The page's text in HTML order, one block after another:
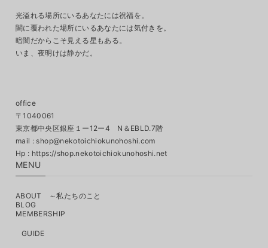
光溢れる場所にいるあなたには祝福を。
闇に覆われた場所にいるあなたには気付きを。
暗闇だからこそ見える星もある。
いま、夜明けは静かだ。
office
〒1040061
東京都中央区銀座１ー12ー4 N＆EBLD.7階
mail : shop@nekotoichiokunohoshi.com
MENU
ABOUT ～私たちのこと
BLOG
MEMBERSHIP
GUIDE